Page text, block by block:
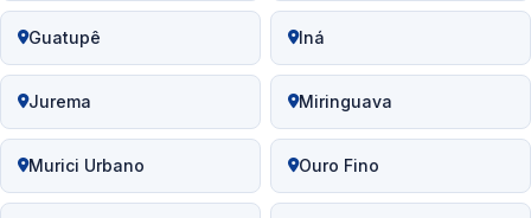
Guatupê Iná
Jurema Miringuava
Murici Urbano Ouro Fino